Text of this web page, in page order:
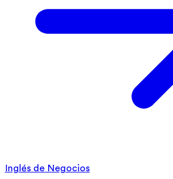
Inglés de Negocios